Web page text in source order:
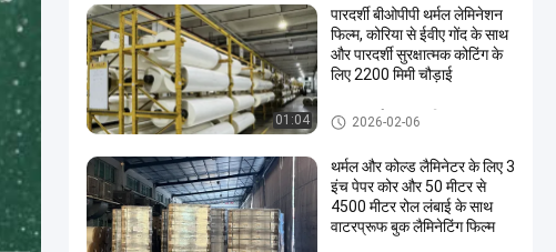
01:04
पारदर्शी बीओपीपी थर्मल लेमिनेशन
फिल्म, कोरिया से ईवीए गोंद के साथ
और पारदर्शी सुरक्षात्मक कोटिंग के
लिए 2200 मिमी चौड़ाई
BOPP थर्मल फाड़ना फिल्म
2026-02-06
थर्मल और कोल्ड लैमिनेटर के लिए 3
इंच पेपर कोर और 50 मीटर से
4500 मीटर रोल लंबाई के साथ
वाटरप्रूफ बुक लैमिनेटिंग फिल्म